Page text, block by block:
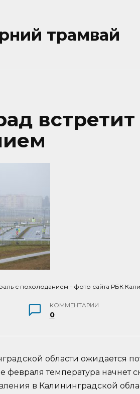
трамвай
с похолоданием - фото сайта РБК
КОММЕНТАРИИ
0
области ожидается
февраля температура начнет
в Калининградской